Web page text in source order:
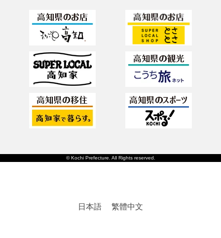
© Kochi Prefecture. All Rights reserved.
日本語 繁體中文